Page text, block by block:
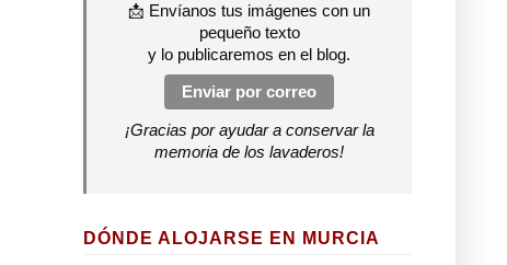
📩 Envíanos tus imágenes con un
pequeño texto
y lo publicaremos en el blog.
Enviar por correo
¡Gracias por ayudar a conservar la
memoria de los lavaderos!
DÓNDE ALOJARSE EN MURCIA